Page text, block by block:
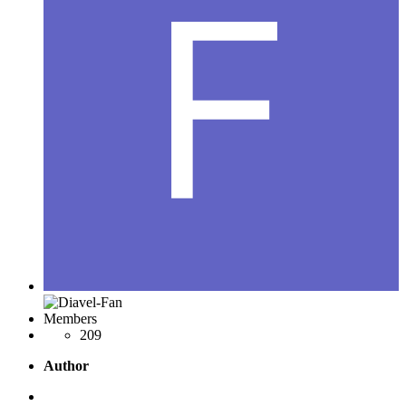
Members
209
Author